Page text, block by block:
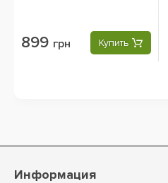
899 грн Купить
Информация